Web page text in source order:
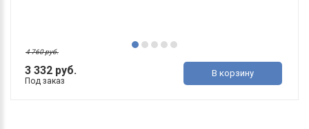
3 332 руб.
4 760 руб.
Под заказ
В корзину